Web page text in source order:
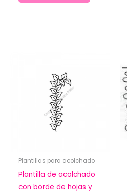
Plantillas para acolchado
Plantilla de acolchado
con borde de hojas y